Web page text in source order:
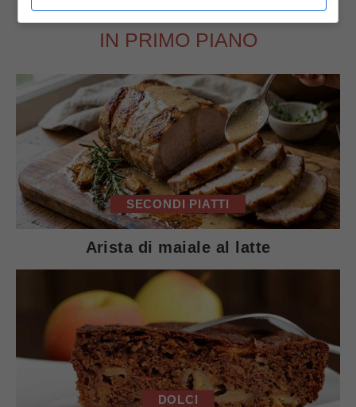
IN PRIMO PIANO
SECONDI PIATTI
Arista di maiale al latte
DOLCI